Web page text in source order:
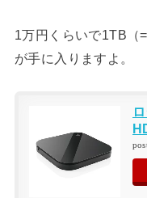
1万円くらいで1TB（
が手に入りますよ。